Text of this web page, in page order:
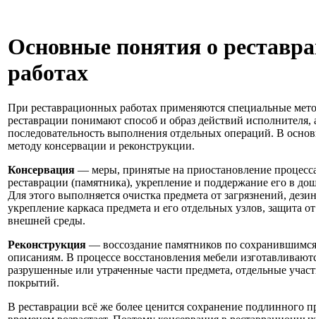
Основные понятия о
работах
При реставрационных работах применяются специальные
реставрации понимают способ и образ действий
последовательность выполнения отдельных операций. В
методу консервации и реконструкции.
Консервация — меры, принятые на приостановление
реставрации (памятника), укрепление и поддержание его в
Для этого выполняется очистка предмета от загрязнений,
укрепление каркаса предмета и его отдельных узлов, защита
внешней среды.
Реконструкция — воссоздание памятников по
описаниям. В процессе восстановления мебели
разрушенные или утраченные части предмета, отдельные
покрытий.
В реставрации всё же более ценится сохранение подлинного